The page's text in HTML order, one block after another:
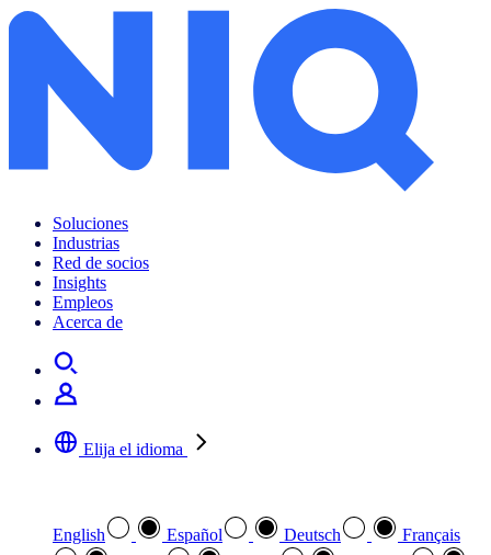
Soluciones
Industrias
Red de socios
Insights
Empleos
Acerca de
Elija el idioma
English Español Deutsch
Français